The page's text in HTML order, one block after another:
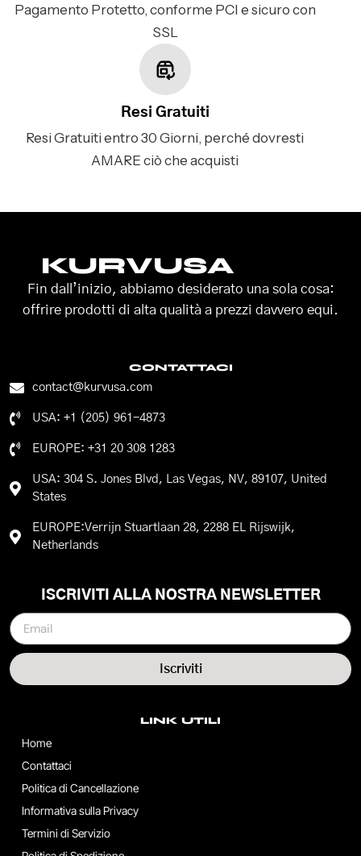
Pagamento Protetto, conforme PCI e sicuro con
SSL
Resi Gratuiti
Resi Gratuiti entro 30 Giorni, perché dovresti
AMARE ciò che acquisti
KURVUSA
Fin dall’inizio, abbiamo desiderato una sola cosa:
offrire prodotti di alta qualità a prezzi davvero equi.
CONTATTACI
contact@kurvusa.com
USA: +1 (205) 961-4873
EUROPE: +31 20 308 1283
USA: 304 S. Jones Blvd, Las Vegas, NV, 89107, United
States
EUROPE:Verrijn Stuartlaan 28, 2288 EL Rijswijk,
Netherlands
LINK UTILI
Home
Contattaci
Politica di Cancellazione
Informativa sulla Privacy
Termini di Servizio
ISCRIVITI ALLA NOSTRA NEWSLETTER
Iscriviti